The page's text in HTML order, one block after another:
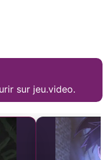
sur jeu.video.